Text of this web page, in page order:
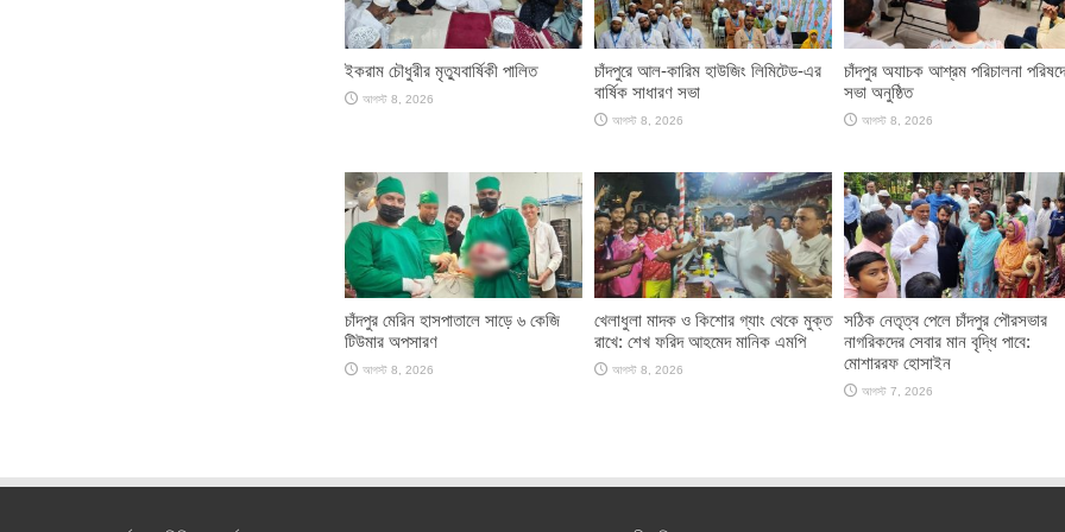
ইকরাম চৌধুরীর মৃত্যুবার্ষিকী পালিত
আগস্ট 8, 2026
চাঁদপুরে আল-কারিম হাউজিং লিমিটেড-এর
বার্ষিক সাধারণ সভা
আগস্ট 8, 2026
চাঁদপুর অযাচক আশ্রম পরিচালনা
সভা অনুষ্ঠিত
আগস্ট 8, 2026
চাঁদপুর মেরিন হাসপাতালে সাড়ে ৬ কেজি
টিউমার অপসারণ
আগস্ট 8, 2026
খেলাধুলা মাদক ও কিশোর গ্যাং থেকে মুক্ত
রাখে: শেখ ফরিদ আহমেদ মানিক এমপি
আগস্ট 8, 2026
সঠিক নেতৃত্ব পেলে চাঁদপুর পৌরসভার
নাগরিকদের সেবার মান বৃদ্ধি পাবে:
মোশাররফ হোসাইন
আগস্ট 7, 2026